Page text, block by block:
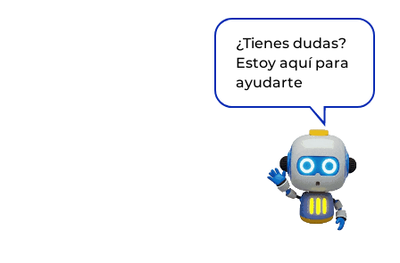
¿Tienes dudas?
Estoy aquí para
ayudarte